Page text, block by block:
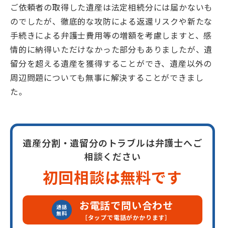
ご依頼者の取得した遺産は法定相続分には届かないも
のでしたが、徹底的な攻防による返還リスクや新たな
手続きによる弁護士費用等の増額を考慮しますと、感
情的に納得いただけなかった部分もありましたが、遺
留分を超える遺産を獲得することができ、遺産以外の
周辺問題についても無事に解決することができまし
た。
遺産分割・遺留分のトラブルは弁護士へご
相談ください
初回相談は無料です
通話
無料
お電話で問い合わせ
［タップで電話がかかります］